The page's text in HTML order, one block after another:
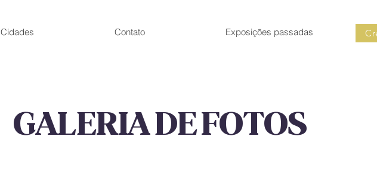
Cidades Contato Exposições passadas
GALERIA DE FOTOS